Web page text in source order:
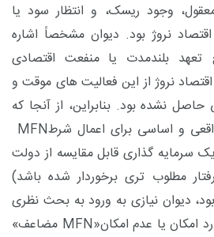
وجود ریسک، و انتظار سود یا
نروژ بود. دیوان مشخصاً اشاره
بلندمدت یا منفعت اقتصادی
نروژ از این فعالیت های موقت و
نشده بود. بنابراین، از آنجا که
و اساسی برای اعمال شرطMFN
سرمایه گذاری قابل مقایسه از دولت
مطلوب تری برخوردار شده باشد)
دیوان نیازی به ورود به بحث نظری
امکان یا عدم امکان«MFN مضاعف»